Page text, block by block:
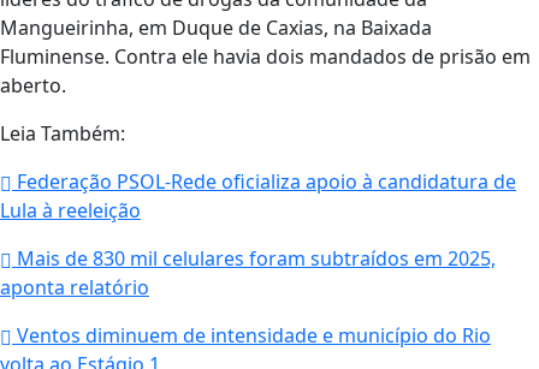
Mangueirinha, em Duque de Caxias, na Baixada
Fluminense. Contra ele havia dois mandados de prisão em
aberto.
Leia Também:
Federação PSOL-Rede oficializa apoio à candidatura de
Lula à reeleição
Mais de 830 mil celulares foram subtraídos em 2025,
aponta relatório
Ventos diminuem de intensidade e município do Rio